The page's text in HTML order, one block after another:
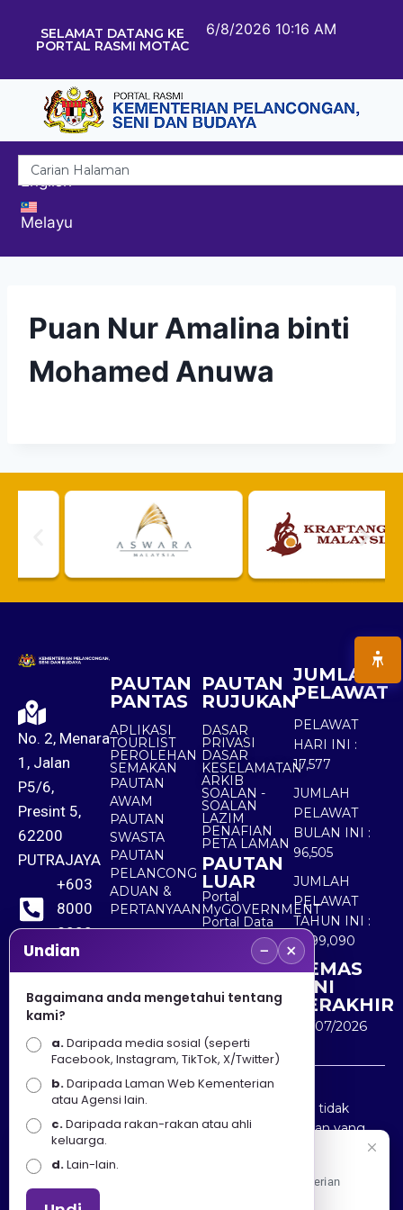
SELAMAT DATANG KE
PORTAL RASMI MOTAC
6/8/2026 10:16 AM
English
Melayu
Puan Nur Amalina binti
Mohamed Anuwa
No. 2, Menara
1, Jalan
P5/6,
Presint 5,
62200
PUTRAJAYA
+603
8000
8000
+603
8891
7100
PAUTAN
PANTAS
APLIKASI
TOURLIST
PEROLEHAN
SEMAKAN
PAUTAN
AWAM
PAUTAN
SWASTA
PAUTAN
PELANCONG
ADUAN &
PERTANYAAN
PAUTAN
RUJUKAN
DASAR
PRIVASI
DASAR
KESELAMATAN
ARKIB
SOALAN -
SOALAN
LAZIM
PENAFIAN
PETA LAMAN
PAUTAN
LUAR
Portal
MyGOVERNMENT
Portal Data
Terbuka
Sektor Awam
JUMLAH
PELAWAT
PELAWAT
HARI INI :
17,577
JUMLAH
PELAWAT
BULAN INI :
96,505
JUMLAH
PELAWAT
TAHUN INI :
5,499,090
KEMAS
KINI
TERAKHIR
30/07/2026
Penafian : Kerajaan Malaysia dan Kementerian
Pelancongan Seni dan Budaya (MOTAC) adalah tidak
bertanggungjawab atas kehilangan atau kerugian yang
disebabkan oleh penggunaan mana-mana maklumat
yang diperolehi dari portal ini.
Undian − ×
Bagaimana anda mengetahui tentang
kami?
a.Daripada media sosial (seperti
Facebook, Instagram, TikTok, X/Twitter)
b.Daripada Laman Web Kementerian
atau Agensi lain.
c.Daripada rakan-rakan atau ahli
keluarga.
d.Lain-lain.
Apa Khabar! Selamat datang ke Portal Rasmi Kementerian
Pelancongan, Seni dan Budaya